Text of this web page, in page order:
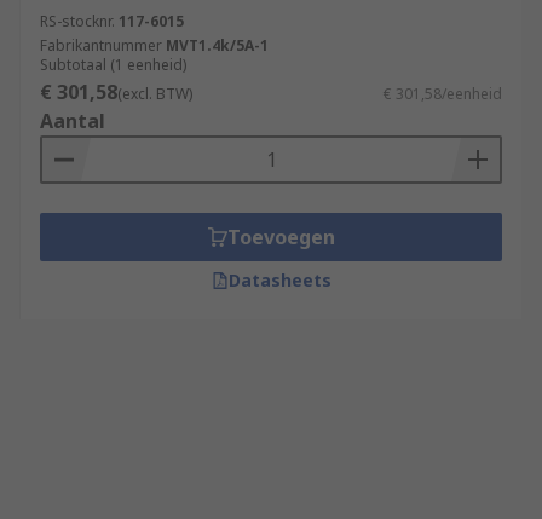
RS-stocknr. 117-6015
Fabrikantnummer MVT1.4k/5A-1
Subtotaal (1 eenheid)
€ 301,58(excl. BTW) € 301,58/eenheid
Aantal
Toevoegen
Datasheets